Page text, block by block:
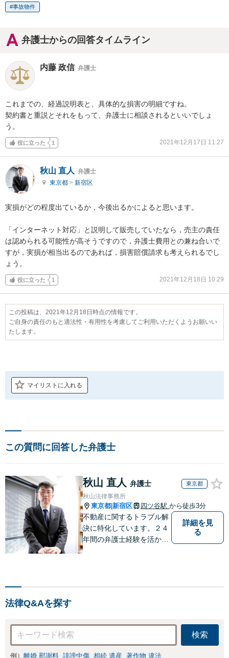
事故物件
弁護士からの回答タイムライン
内藤 政信 弁護士
これまでの、経過説明表と、具体的な損害の明細ですね。
契約書と重説とそれをもって、弁護士に相談されるといいでしょ
う。
役に立った 1 2021年12月17日 11:27
秋山 直人 弁護士
東京都 > 新宿区
実損がどの程度出ているか，今後出るかによると思います。
「インターネット対応」と説明して販売していたなら，売主の責任
は認められる可能性が高そうですので，弁護士費用との兼ね合いで
すが，実損が相当出るのであれば，損害賠償請求も考えられるでし
ょう。
役に立った 1 2021年12月18日 10:29
この投稿は、2021年12月18日時点の情報です。
ご自身の責任のもと適法性・有用性を考慮してご利用いただくようお願いい
たします。
マイリストに入れる
この質問に回答した弁護士
秋山 直人 弁護士 東京都
秋山法律事務所
東京都 新宿区 四ツ谷駅 から徒歩3分
不動産に関するトラブル解
決に特化しています。２４
年間の弁護士経験を活かし
詳細を見
る
法律Q&Aを探す
検索
例） 離婚 慰謝料 誹謗中傷 相続 遺産 著作物 違法